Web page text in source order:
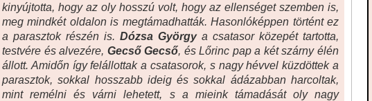
kinyújtotta, hogy az oly hosszú volt, hogy az ellenséget szemben is,
meg mindkét oldalon is megtámadhatták. Hasonlóképpen történt ez
a parasztok részén is. Dózsa Györgya csatasor közepét tartotta,
testvére és alvezére, Gecső Gecső, és Lőrinc pap a két szárny élén
állott. Amidőn így felállottak a csatasorok, s nagy hévvel küzdöttek a
parasztok, sokkal hosszabb ideig és sokkal ádázabban harcoltak,
mint remélni és várni lehetett, s a mieink támadását oly nagy